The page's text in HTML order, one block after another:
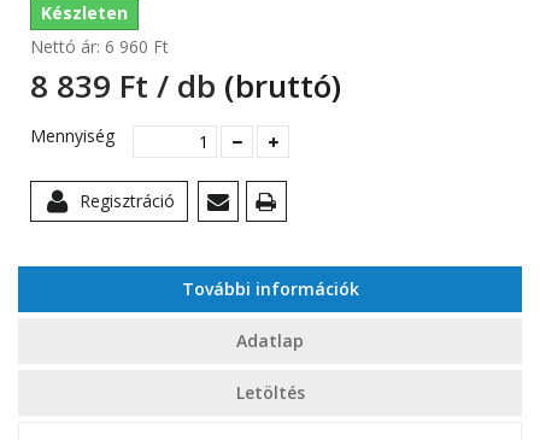
Készleten
Nettó ár: 6 960 Ft‎
8 839 Ft‎ / db (bruttó)
Mennyiség
Regisztráció
További információk
Adatlap
Letöltés